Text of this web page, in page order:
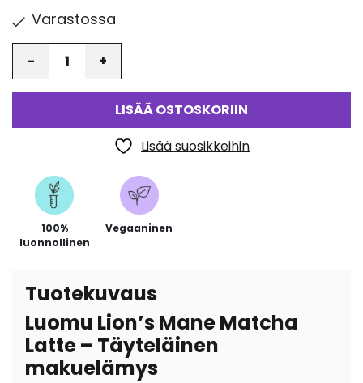
Varastossa
LISÄÄ OSTOSKORIIN
Lisää suosikkeihin
100%
luonnollinen
Vegaaninen
Tuotekuvaus
Luomu Lion’s Mane Matcha
Latte– Täyteläinen
makuelämys